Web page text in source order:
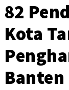
82
Kota
Banten